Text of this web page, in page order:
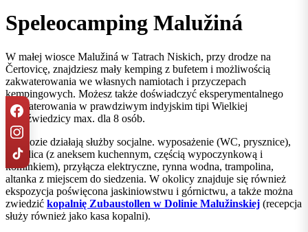
Speleocamping Malužiná
W małej wiosce Malužiná w Tatrach Niskich, przy drodze na
Čertovicę, znajdziesz mały kemping z bufetem i możliwością
zakwaterowania we własnych namiotach i przyczepach
kempingowych. Możesz także doświadczyć eksperymentalnego
zakwaterowania w prawdziwym indyjskim tipi Wielkiej
Niedźwiedzicy max. dla 8 osób.
W obozie działają służby socjalne. wyposażenie (WC, prysznice),
świetlica (z aneksem kuchennym, częścią wypoczynkową i
kominkiem), przyłącza elektryczne, rynna wodna, trampolina,
altanka z miejscem do siedzenia. W okolicy znajduje się również
ekspozycja poświęcona jaskiniowstwu i górnictwu, a także można
zwiedzić kopalnię Zubaustollen w Dolinie Malužinskiej (recepcja
służy również jako kasa kopalni).